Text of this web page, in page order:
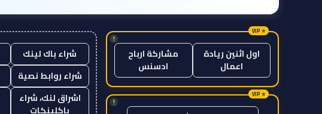
!
اول اثنين ريادة
اعمال
مشاركة ارباح
ادسنس
!
شراء باك لينك
شراء روابط نصية
اشراق لنك، شراء
باكلينكات